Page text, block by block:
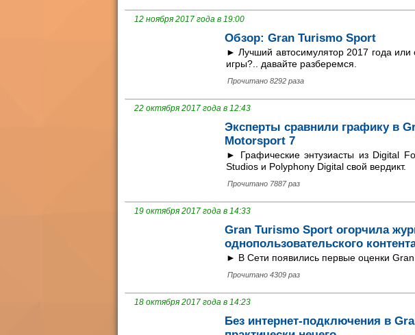
12 ноября 2017 года в 19:00
Обзор: Gran Turismo Sport
► Лучший автосимулятор 2017 года
игры?.. давайте разберемся.
Прочитано 8292 раза
22 октября 2017 года в 12:43
Эксперты сравнили графику в
Motorsport 7
► Графические энтузиасты из Digital
Studios и Polyphony Digital свой вердикт.
Прочитано 7887 раз
19 октября 2017 года в 14:33
Gran Turismo Sport огорчила
однопользовательского
► В Сети появились первые оценки Gran
Прочитано 4309 раз
18 октября 2017 года в 14:23
Без интернет-подключения в